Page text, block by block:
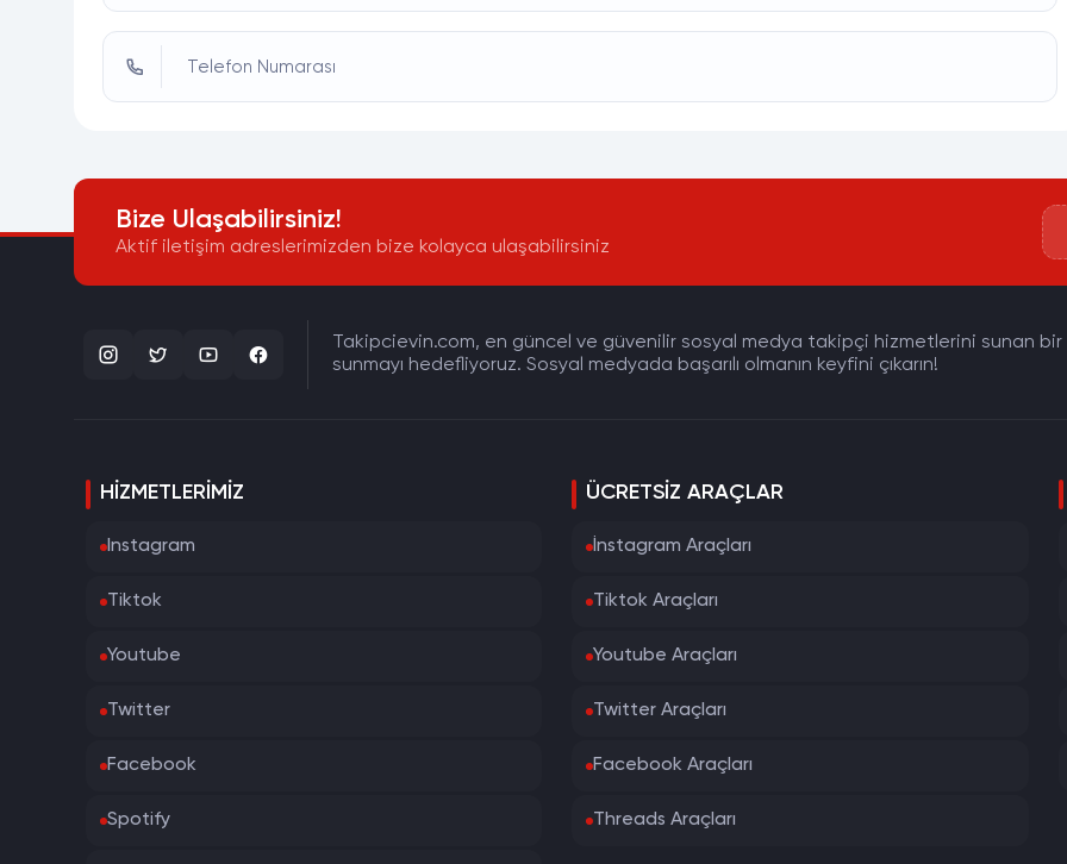
Telefon Numarası
Bize Ulaşabilirsiniz!
Aktif iletişim adreslerimizden bize kolayca ulaşabilirsiniz
Takipcievin.com, en güncel ve güvenilir sosyal medya takipçi hizmetlerini sunan bir
sunmayı hedefliyoruz. Sosyal medyada başarılı olmanın keyfini çıkarın!
HIZMETLERIMIZ
Instagram
Tiktok
Youtube
Twitter
Facebook
Spotify
ÜCRETSIZ ARAÇLAR
İnstagram Araçları
Tiktok Araçları
Youtube Araçları
Twitter Araçları
Facebook Araçları
Threads Araçları